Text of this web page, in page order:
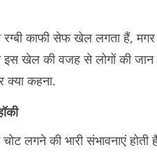
काफी सेफ खेल लगता हैं,
इस खेल की वजह से लोगों की
क्या कहना.
लगने की भारी संभावनाएं